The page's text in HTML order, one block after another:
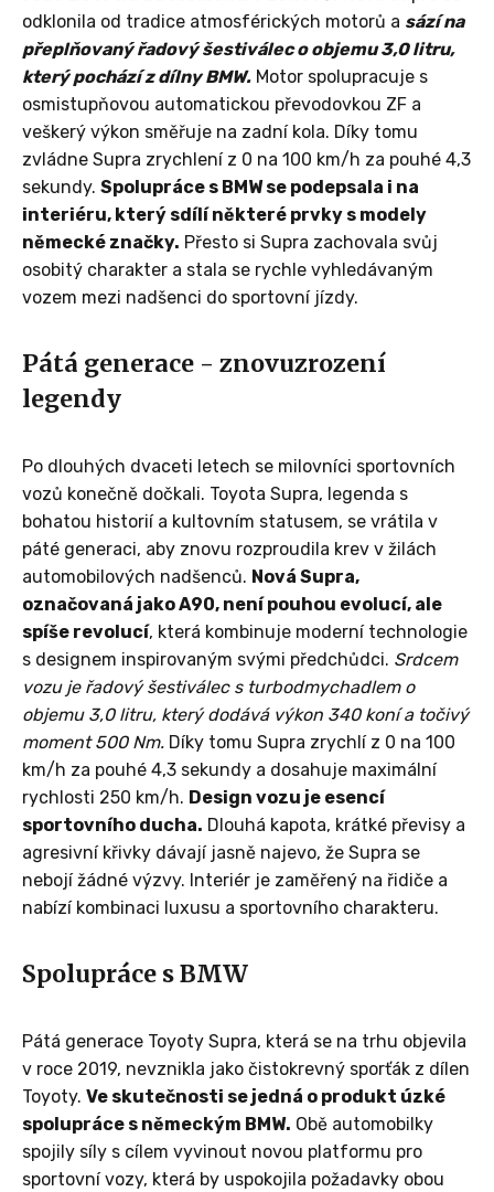
odklonila od tradice atmosférických motorů a sází na
přeplňovaný řadový šestiválec o objemu 3,0 litru,
který pochází z dílny BMW. Motor spolupracuje s
osmistupňovou automatickou převodovkou ZF a
veškerý výkon směřuje na zadní kola. Díky tomu
zvládne Supra zrychlení z 0 na 100 km/h za pouhé 4,3
sekundy. Spolupráce s BMW se podepsala i na
interiéru, který sdílí některé prvky s modely
německé značky. Přesto si Supra zachovala svůj
osobitý charakter a stala se rychle vyhledávaným
vozem mezi nadšenci do sportovní jízdy.
Pátá generace - znovuzrození
legendy
Po dlouhých dvaceti letech se milovníci sportovních
vozů konečně dočkali. Toyota Supra, legenda s
bohatou historií a kultovním statusem, se vrátila v
páté generaci, aby znovu rozproudila krev v žilách
automobilových nadšenců. Nová Supra,
označovaná jako A90, není pouhou evolucí, ale
spíše revolucí, která kombinuje moderní technologie
s designem inspirovaným svými předchůdci. Srdcem
vozu je řadový šestiválec s turbodmychadlem o
objemu 3,0 litru, který dodává výkon 340 koní a točivý
moment 500 Nm. Díky tomu Supra zrychlí z 0 na 100
km/h za pouhé 4,3 sekundy a dosahuje maximální
rychlosti 250 km/h. Design vozu je esencí
sportovního ducha. Dlouhá kapota, krátké převisy a
agresivní křivky dávají jasně najevo, že Supra se
nebojí žádné výzvy. Interiér je zaměřený na řidiče a
nabízí kombinaci luxusu a sportovního charakteru.
Spolupráce s BMW
Pátá generace Toyoty Supra, která se na trhu objevila
v roce 2019, nevznikla jako čistokrevný sporťák z dílen
Toyoty. Ve skutečnosti se jedná o produkt úzké
spolupráce s německým BMW. Obě automobilky
spojily síly s cílem vyvinout novou platformu pro
sportovní vozy, která by uspokojila požadavky obou